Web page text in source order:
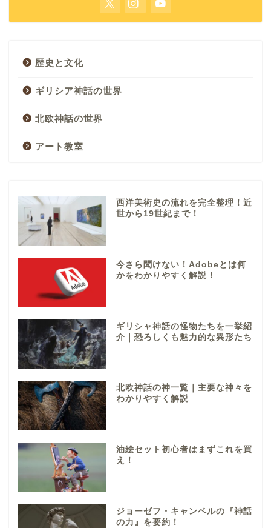
歴史と文化
ギリシア神話の世界
北欧神話の世界
アート教室
西洋美術史の流れを完全整理！近
世から19世紀まで！
今さら聞けない！Adobeとは何
かをわかりやすく解説！
ギリシャ神話の怪物たちを一挙紹
介｜恐ろしくも魅力的な異形たち
北欧神話の神一覧｜主要な神々を
わかりやすく解説
油絵セット初心者はまずこれを買
え！
ジョーゼフ・キャンベルの『神話
の力』を要約！